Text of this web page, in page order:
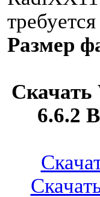
требуется
Размер
Скачать
6.6.2